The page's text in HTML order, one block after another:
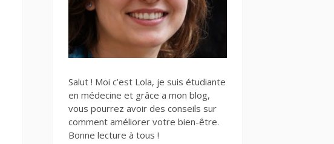
Salut ! Moi c’est Lola, je suis étudiante
en médecine et grâce a mon blog,
vous pourrez avoir des conseils sur
comment améliorer votre bien-être.
Bonne lecture à tous !